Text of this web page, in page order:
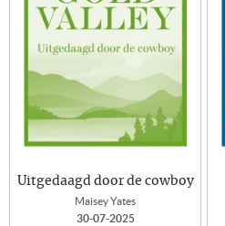
Uitgedaagd door de cowboy
Maisey Yates
30-07-2025